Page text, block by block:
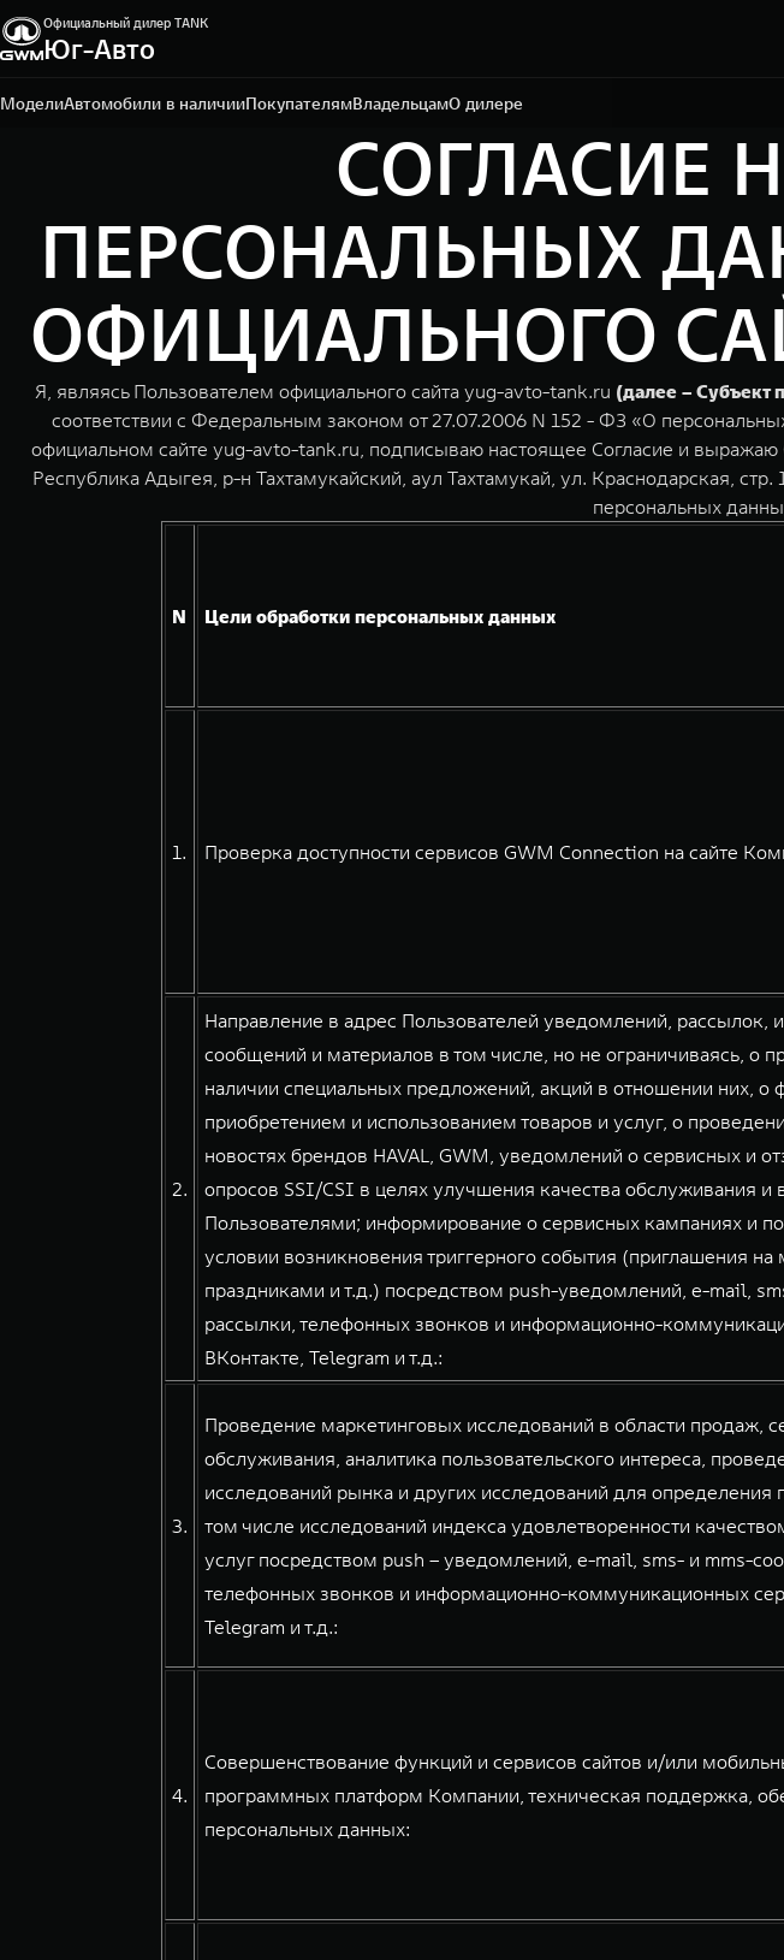
Официальный дилер TANK
Юг-Авто
МоделиАвтомобили в наличииПокупателямВладельцамО дилере
Краснодар, ул. Краснодарская, д. 3
+7 (861) 203-29-29
СОГЛАСИЕ
ПЕРСОНАЛЬНЫХ
ОФИЦИАЛЬНОГО
Я, являясь Пользователем официального сайта yug-avto-tank.ru (далее – Субъект
соответствии с Федеральным законом от 27.07.2006 N 152 - ФЗ «О
официальном сайте yug-avto-tank.ru, подписываю настоящее Согласие и
Республика Адыгея, р-н Тахтамукайский, аул Тахтамукай, ул. Краснодарская, стр.
персональных
N Цели обработки персональных данных
1. Проверка доступности сервисов GWM Connection на сайте
2.
Направление в адрес Пользователей уведомлений,
сообщений и материалов в том числе, но не ограничиваясь, о
наличии специальных предложений, акций в отношении них, о
приобретением и использованием товаров и услуг, о
новостях брендов HAVAL, GWM, уведомлений о сервисных и
опросов SSI/CSI в целях улучшения качества обслуживания и
Пользователями; информирование о сервисных кампаниях и
условии возникновения триггерного события (приглашения
праздниками и т.д.) посредством push-уведомлений, e-mail,
рассылки, телефонных звонков и информационно-
ВКонтакте, Telegram и т.д.:
3.
Проведение маркетинговых исследований в области продаж,
обслуживания, аналитика пользовательского интереса,
исследований рынка и других исследований для определения
том числе исследований индекса удовлетворенности
услуг посредством push – уведомлений, e-mail, sms- и mms-
телефонных звонков и информационно-коммуникационных
Telegram и т.д.:
4.
Совершенствование функций и сервисов сайтов и/или
программных платформ Компании, техническая поддержка,
персональных данных: